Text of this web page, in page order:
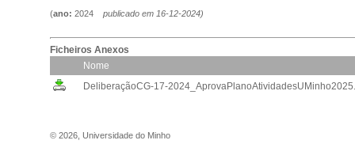
(ano: 2024 publicado em 16-12-2024)
Ficheiros Anexos
Nome
DeliberaçãoCG-17-
© 2026 Universidade do Minho